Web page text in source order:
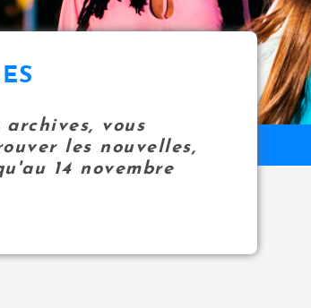
archives, vous
les nouvelles,
14 novembre